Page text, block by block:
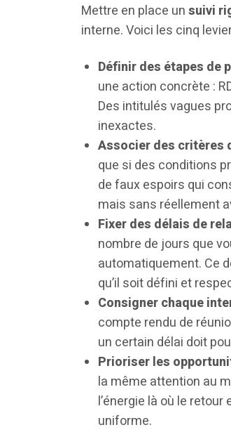
Mettre en place unsuivi
interne. Voici les cinq
Définir des étapes de
une action concrète :
Des intitulés vagues
inexactes.
Associer des critères
que si des conditions
de faux espoirs qui
mais sans réellement
Fixer des délais de
nombre de jours que
automatiquement. Ce
qu’il soit défini et
Consigner chaque
compte rendu de
un certain délai doit
Prioriser les
la même attention au
l’énergie là où le
uniforme.